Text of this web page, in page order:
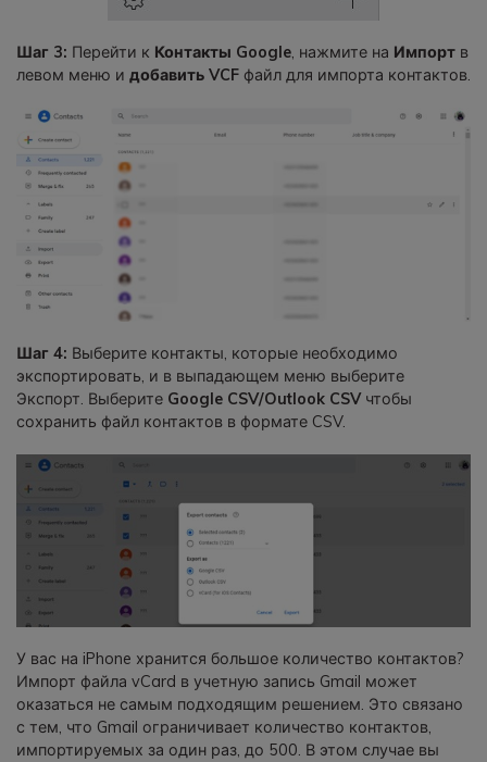
Шаг 3: Перейти к Контакты Google, нажмите на Импорт в
левом меню и добавить VCF файл для импорта контактов.
Шаг 4: Выберите контакты, которые необходимо
экспортировать, и в выпадающем меню выберите
Экспорт. Выберите Google CSV/Outlook CSVчтобы
сохранить файл контактов в формате CSV.
У вас на iPhone хранится большое количество контактов?
Импорт файла vCard в учетную запись Gmail может
оказаться не самым подходящим решением. Это связано
с тем, что Gmail ограничивает количество контактов,
импортируемых за один раз, до 500. В этом случае вы